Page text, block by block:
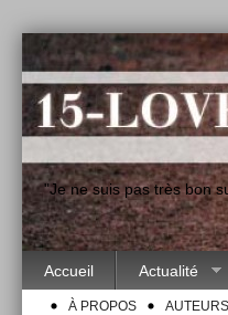
"Je ne suis pas très bon
Accueil Actualité
À PROPOS AUTEURS